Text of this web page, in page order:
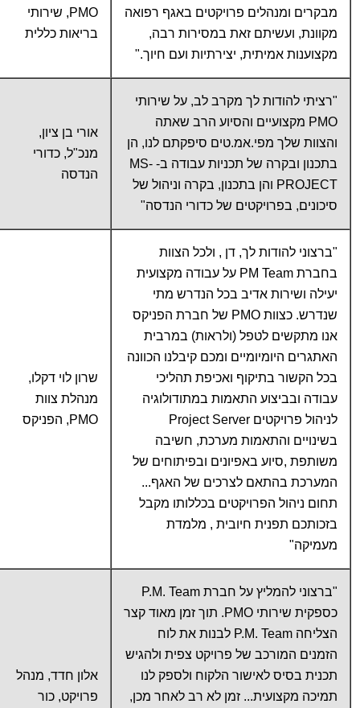
מבקרים ומנהלים פרויקטים באגף רפואה
מקוונת, ועשיתם זאת במסירות רבה,
מקצוענות אמיתית, יצירתיות ועם חיוך."
PMO, שירותי
בריאות כללית
"רציתי להודות לך מקרב לב, על שירותי
PMO מקצועיים והסיוע הרב שאתה
והצוות שלך מפי.אמ.טים סיפקתם לנו, הן
בתכנון ובקרה של תכניות עבודה ב- MS-
PROJECT והן בתכנון, בקרה וניהול של
סיכונים, בפרויקטים של כדורי הנדסה"
אורי בן ציון,
מנכ"ל, כדורי
הנדסה
"ברצוני להודות לך, דן , ולכל הצוות
בחברת PM Team על עבודה מקצועית
יעילה ושירות אדיב בכל הנדרש מתי
שנדרש. כצוות PMO של חברת הפניקס
אנו מתקשים לטפל (ולראות) במרבית
האתגרים היומיומיים ומכם קיבלנו הכוונה
בכל הקשור בתיקוף ואכיפת תהליכי
עבודה ובביצוע התאמות במתודולוגיה
לניהול פרויקטים Project Server
בשינויים והתאמות מערכת, חשיבה
משותפת ,סיוע באפיונים ובפיתוחים של
המערכת בהתאם לצרכים של האגף...
תחום ניהול הפרויקטים בכללותו מקבל
בזכותכם תפנית חיובית , מלמדת
מעמיקה"
שרון לוי דקלו,
מנהלת צוות
PMO, הפניקס
"ברצוני להמליץ על חברת P.M. Team
כספקית שירותי PMO. תוך זמן מאוד קצר
הצליחה P.M. Team לבנות את לוח
הזמנים המורכב של פרויקט צפית ולהגיש
תכנית בסיס לאישור הלקוח ולספק לנו
תמיכה מקצועית... זמן לא רב לאחר מכן,
אלון חדד, מנהל
פרויקט, כור